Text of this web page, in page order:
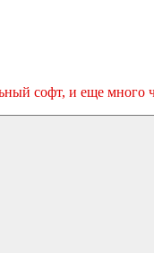
софт, и еще много